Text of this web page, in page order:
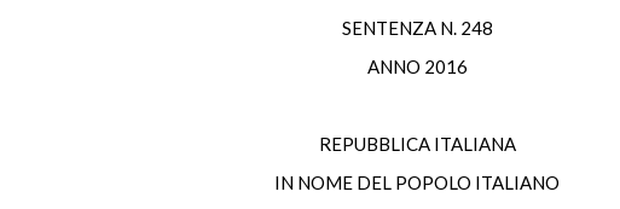
SENTENZA N. 248
ANNO 2016
REPUBBLICA ITALIANA
IN NOME DEL POPOLO ITALIANO